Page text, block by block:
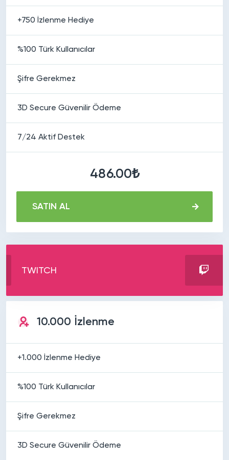
+750 İzlenme Hediye
%100 Türk Kullanıcılar
Şifre Gerekmez
3D Secure Güvenilir Ödeme
7/24 Aktif Destek
486.00₺
SATIN AL
TWITCH
10.000 İzlenme
+1.000 İzlenme Hediye
%100 Türk Kullanıcılar
Şifre Gerekmez
3D Secure Güvenilir Ödeme